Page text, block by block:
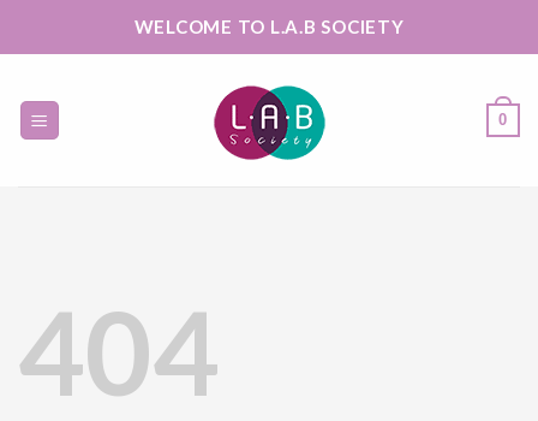
WELCOME TO L.A.B SOCIETY
0
404